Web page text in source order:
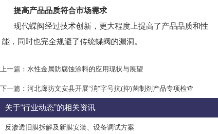
提高产品品质符合市场需求
现代蝶阀经过技术创新，更大程度上提高了产品品质和性
能，同时也完全规避了传统蝶阀的漏洞。
上一篇：水性金属防腐蚀涂料的应用现状与展望
下一篇：河北廊坊文安县开展“消”字号抗(抑)菌制剂产品专项检查
关于“行业动态”的相关资讯
反渗透旧膜拆解及新膜安装、设备调试方案